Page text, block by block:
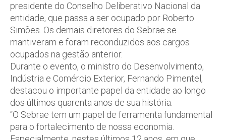
presidente do Conselho Deliberativo Nacional da
entidade, que passa a ser ocupado por Roberto
Simões. Os demais diretores do Sebrae se
mantiveram e foram reconduzidos aos cargos
ocupados na gestão anterior.
Durante o evento, o ministro do Desenvolvimento,
Indústria e Comércio Exterior, Fernando Pimentel,
destacou o importante papel da entidade ao longo
dos últimos quarenta anos de sua história.
“O Sebrae tem um papel de ferramenta fundamental
para o fortalecimento de nossa economia.